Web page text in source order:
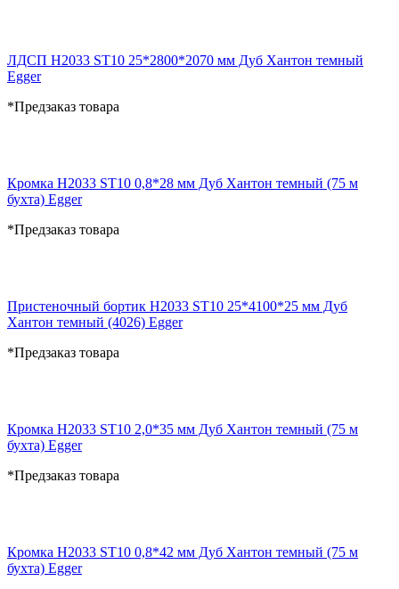
ЛДСП H2033 ST10 25*2800*2070 мм Дуб Хантон темный
Egger
*Предзаказ товара
Кромка H2033 ST10 0,8*28 мм Дуб Хантон темный (75 м
бухта) Egger
*Предзаказ товара
Пристеночный бортик H2033 ST10 25*4100*25 мм Дуб
Хантон темный (4026) Egger
*Предзаказ товара
Кромка H2033 ST10 2,0*35 мм Дуб Хантон темный (75 м
бухта) Egger
*Предзаказ товара
Кромка H2033 ST10 0,8*42 мм Дуб Хантон темный (75 м
бухта) Egger